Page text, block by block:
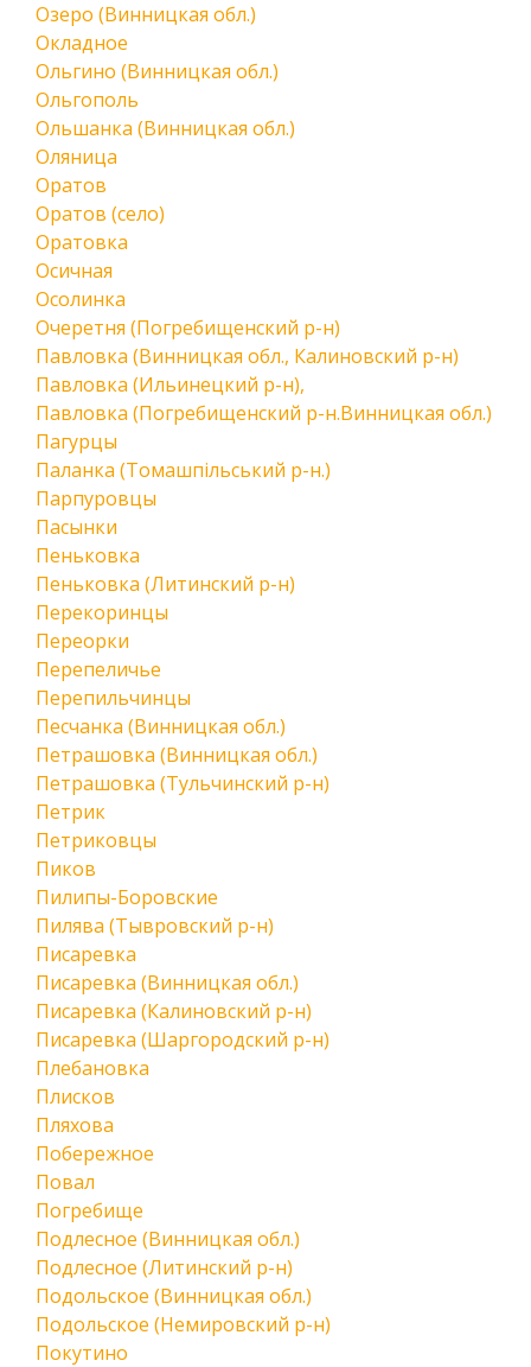
Озеро (Винницкая обл.)
Окладное
Ольгино (Винницкая обл.)
Ольгополь
Ольшанка (Винницкая обл.)
Оляница
Оратов
Оратов (село)
Оратовка
Осичная
Осолинка
Очеретня (Погребищенский р-н)
Павловка (Винницкая обл., Калиновский р-н)
Павловка (Ильинецкий р-н),
Павловка (Погребищенский р-н.Винницкая обл.)
Пагурцы
Паланка (Томашпільський р-н.)
Парпуровцы
Пасынки
Пеньковка
Пеньковка (Литинский р-н)
Перекоринцы
Переорки
Перепеличье
Перепильчинцы
Песчанка (Винницкая обл.)
Петрашовка (Винницкая обл.)
Петрашовка (Тульчинский р-н)
Петрик
Петриковцы
Пиков
Пилипы-Боровские
Пилява (Тывровский р-н)
Писаревка
Писаревка (Винницкая обл.)
Писаревка (Калиновский р-н)
Писаревка (Шаргородский р-н)
Плебановка
Плисков
Пляхова
Побережное
Повал
Погребище
Подлесное (Винницкая обл.)
Подлесное (Литинский р-н)
Подольское (Винницкая обл.)
Подольское (Немировский р-н)
Покутино